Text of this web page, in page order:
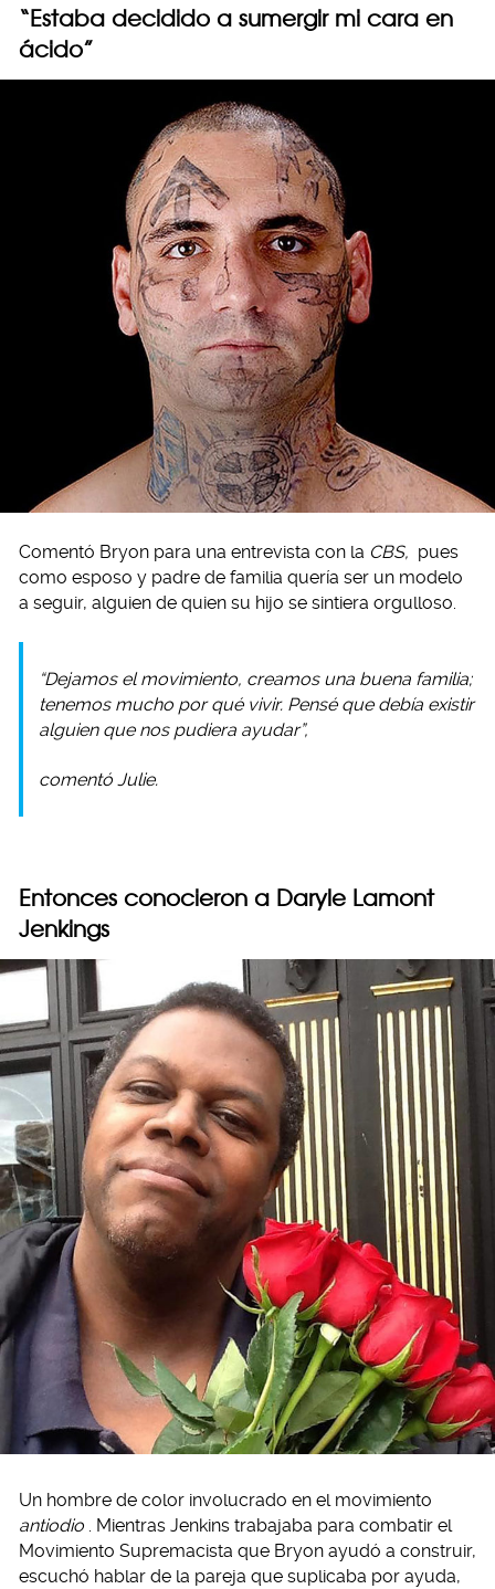
“Estaba decidido a sumergir mi cara en
ácido”
Comentó Bryon para una entrevista con la CBS, pues
como esposo y padre de familia quería ser un modelo
a seguir, alguien de quien su hijo se sintiera orgulloso.
“Dejamos el movimiento, creamos una buena familia;
tenemos mucho por qué vivir. Pensé que debía existir
alguien que nos pudiera ayudar”,
comentó Julie.
Entonces conocieron a Daryle Lamont
Jenkings
Un hombre de color involucrado en el movimiento
antiodio . Mientras Jenkins trabajaba para combatir el
Movimiento Supremacista que Bryon ayudó a construir,
escuchó hablar de la pareja que suplicaba por ayuda,